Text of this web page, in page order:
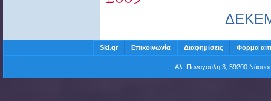
Ski.gr Επικοινωνία Διαφημίσεις Φόρμα
Αλ. Παναγούλη 3, 59200